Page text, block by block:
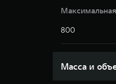
800
Масса и